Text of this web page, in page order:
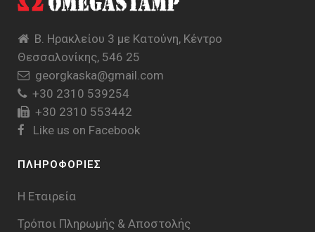
Β. Ηρακλείου 3 με Κατούνη, Κέντρο
Θεσσαλονίκης, 546 25
georgkaska@gmail.com
+30 2310 539254
+30 2310 553442
Like us on Facebook
ΠΛΗΡΟΦΟΡΙΕΣ
Η Εταιρεία
Τρόποι Πληρωμής & Aποστολής